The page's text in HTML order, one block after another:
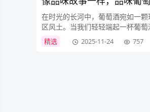
在时光的长河中，葡萄酒宛如一
区风土。当我们轻轻端起一杯葡
自然与人文交织的杰作。它包含
精选 2025-11-24 757